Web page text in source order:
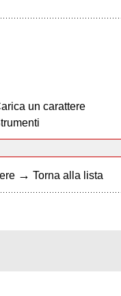
un carattere
→ Torna alla lista